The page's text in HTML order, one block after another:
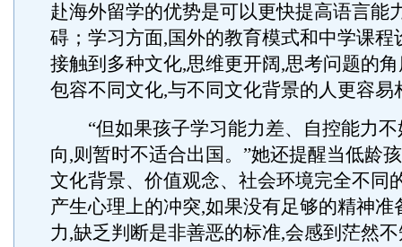
赴海外留学的优势是可以更快提高语言能
碍；学习方面,国外的教育模式和中学课程
接触到多种文化,思维更开阔,思考问题的
包容不同文化,与不同文化背景的人更容易
“但如果孩子学习能力差、自控能力不
向,则暂时不适合出国。”她还提醒当低龄
文化背景、价值观念、社会环境完全不同
产生心理上的冲突,如果没有足够的精神准
力,缺乏判断是非善恶的标准,会感到茫然